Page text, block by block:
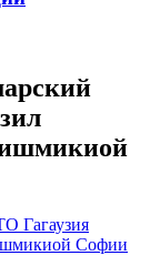
Гагаузия
Софии